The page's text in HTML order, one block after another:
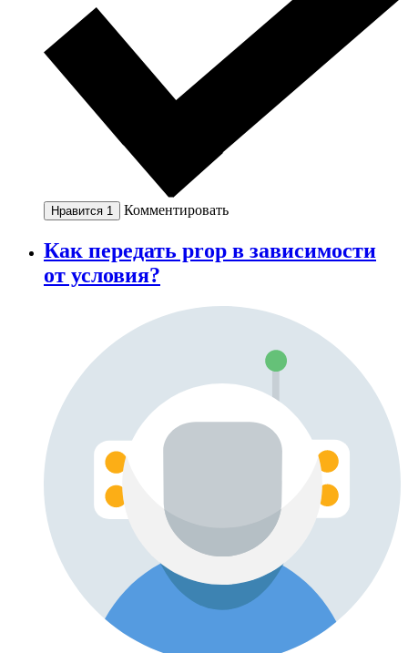
Нравится 1 Комментировать
Как передать prop в зависимости
от условия?